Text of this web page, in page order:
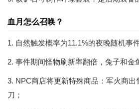
血月怎么召唤？
1. 自然触发概率为11.1%的夜晚随机事
2. 事件期间怪物刷新率翻倍，兔子和金
3. NPC商店将更新特殊商品：军火商
刀；